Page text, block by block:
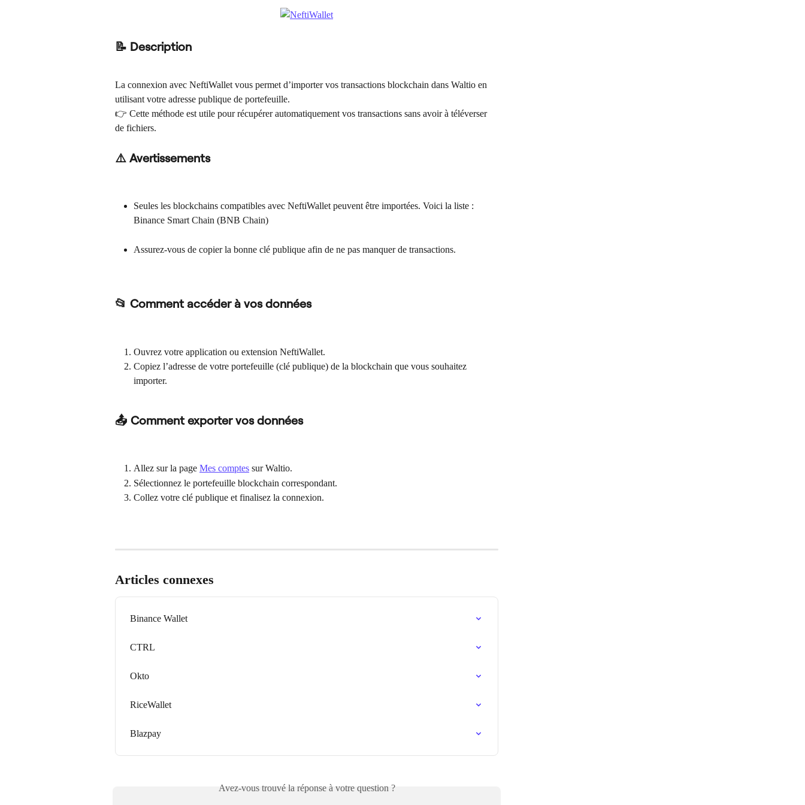
📝 Description
La connexion avec NeftiWallet vous permet d’importer vos transactions blockchain dans Waltio en
utilisant votre adresse publique de portefeuille.
👉 Cette méthode est utile pour récupérer automatiquement vos transactions sans avoir à téléverser
de fichiers.
⚠️ Avertissements
Seules les blockchains compatibles avec NeftiWallet peuvent être importées. Voici la liste :
Binance Smart Chain (BNB Chain)
Assurez-vous de copier la bonne clé publique afin de ne pas manquer de transactions.
📂 Comment accéder à vos données
Ouvrez votre application ou extension NeftiWallet.
Copiez l’adresse de votre portefeuille (clé publique) de la blockchain que vous souhaitez
importer.
📤 Comment exporter vos données
Allez sur la page Mes comptes sur Waltio.
Sélectionnez le portefeuille blockchain correspondant.
Collez votre clé publique et finalisez la connexion.
Articles connexes
Binance Wallet
CTRL
Okto
RiceWallet
Blazpay
Avez-vous trouvé la réponse à votre question ?